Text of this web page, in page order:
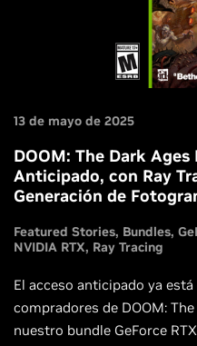
13 de mayo de 2025
DOOM: The Dark
Anticipado, con Ray
Generación de
Featured Stories Bundles
NVIDIA RTX Ray Tracing
El acceso anticipado ya
compradores de DOOM:
nuestro bundle GeForce